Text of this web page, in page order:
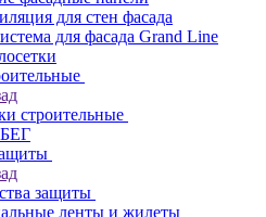
для стен фасада
для фасада Grand Line
строительные
защиты
ленты и жилеты